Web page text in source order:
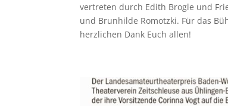
vertreten durch Edith Brogle und
und Brunhilde Romotzki. Für das
herzlichen Dank Euch allen!